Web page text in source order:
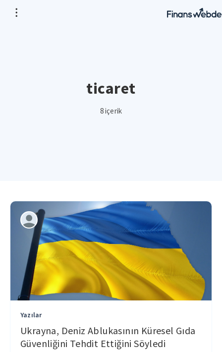
ticaret
8 içerik
Yazılar
Ukrayna, Deniz Ablukasının Küresel Gıda
Güvenliğini Tehdit Ettiğini Söyledi